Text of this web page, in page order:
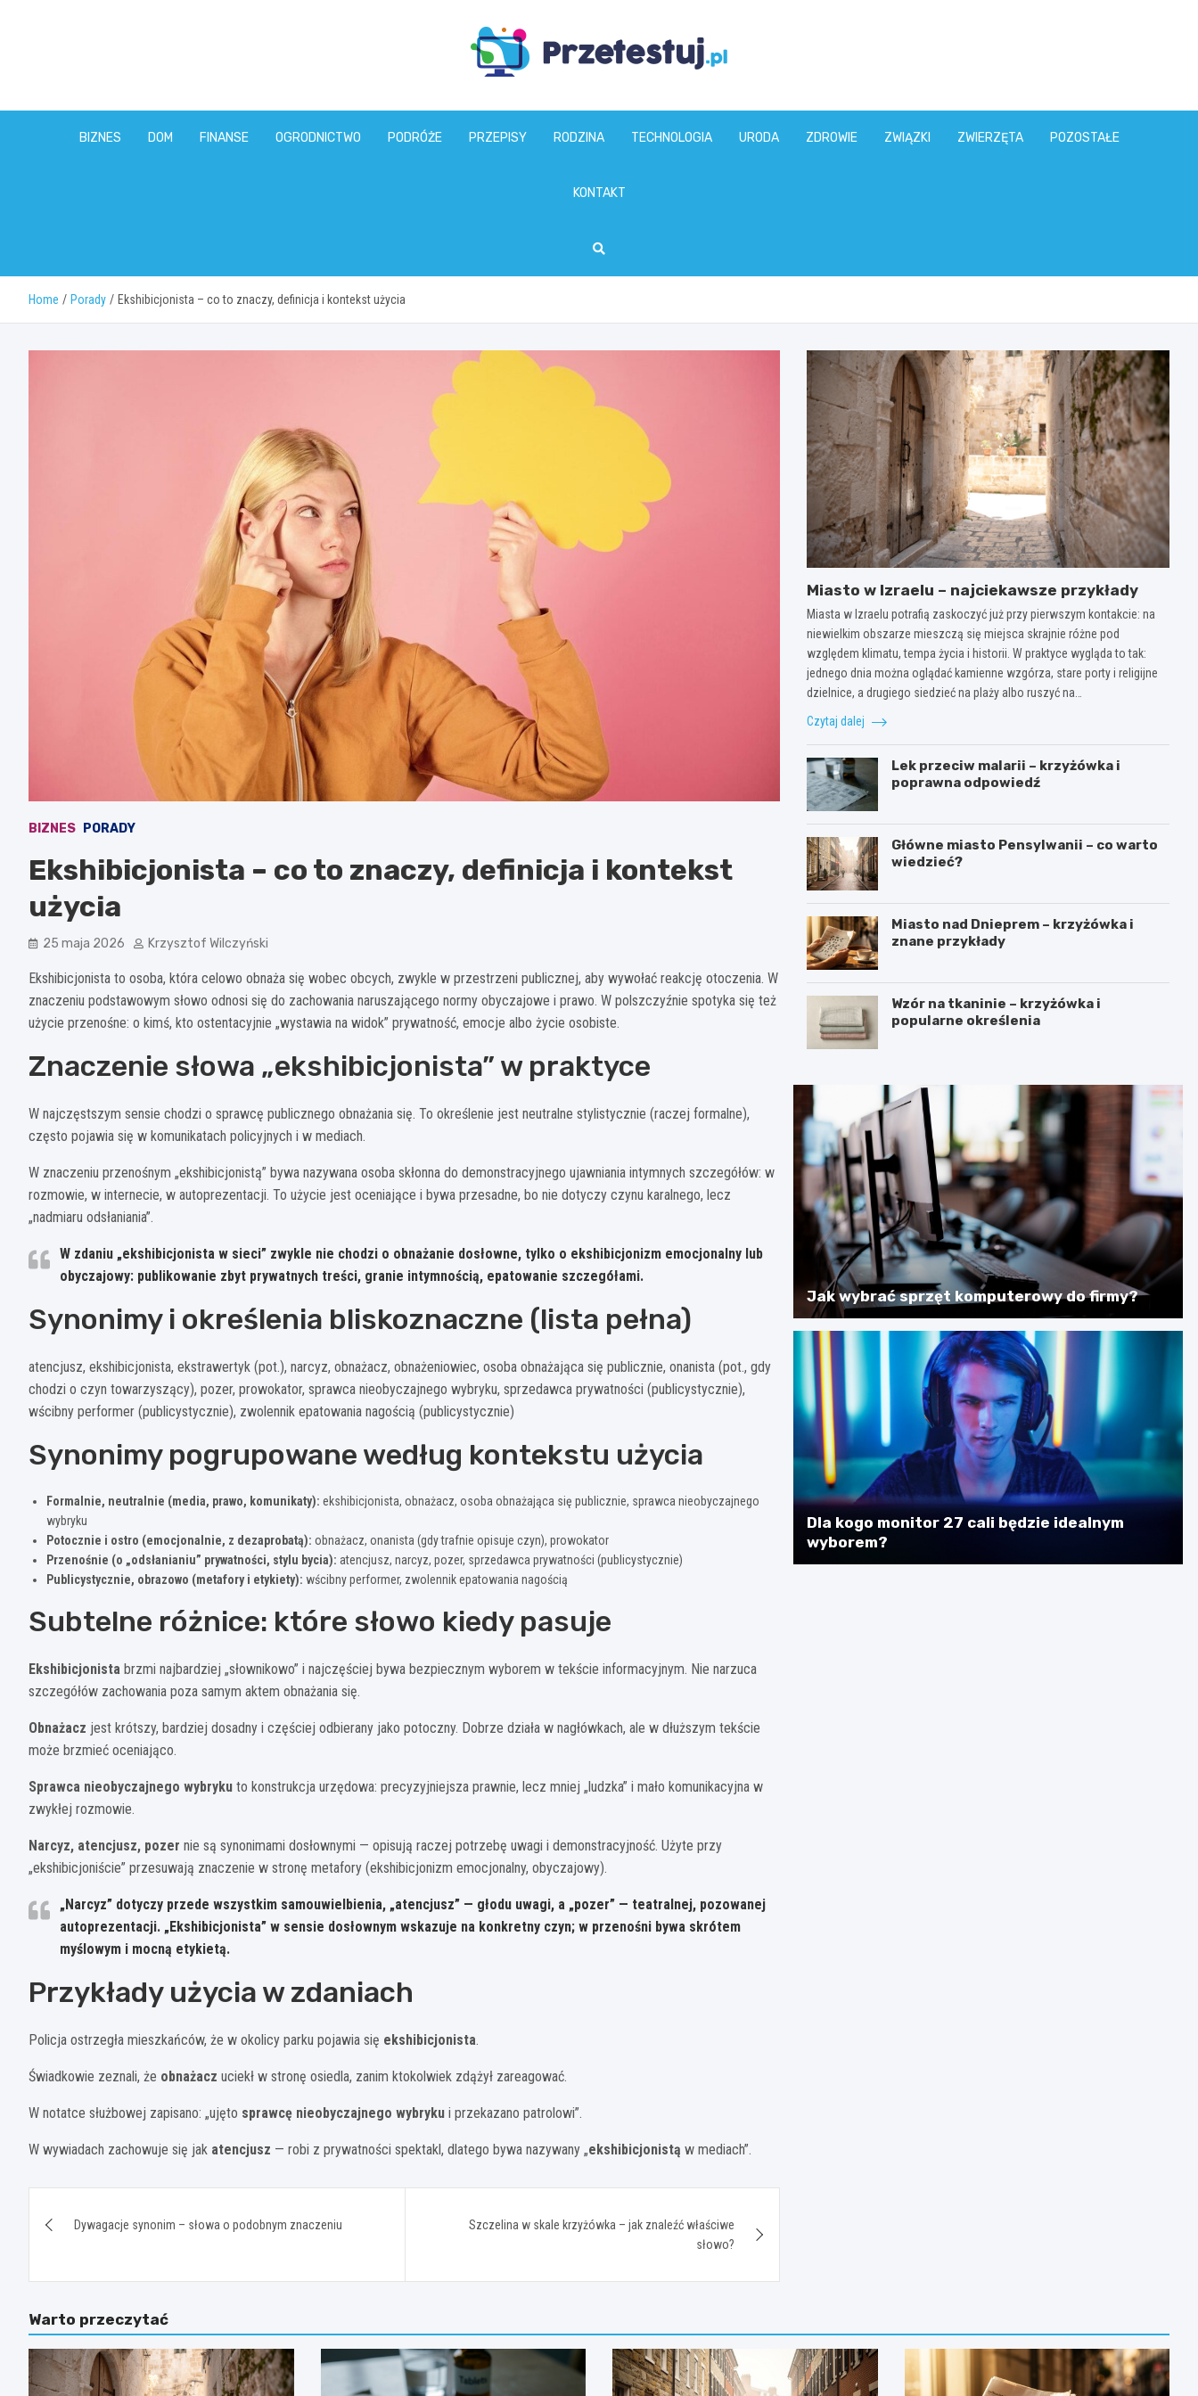
przetestuj.pl
BIZNES DOM FINANSE OGRODNICTWO PODRÓŻE PRZEPISY RODZINA TECHNOLOGIA URODA ZDROWIE ZWIĄZKI ZWIERZĘTA POZOSTAŁE
KONTAKT
Home Porady Ekshibicjonista – co to znaczy, definicja i kontekst użycia
BIZNES PORADY
Ekshibicjonista – co to znaczy, definicja i kontekst
użycia
25 maja 2026 Krzysztof Wilczyński
Ekshibicjonista to osoba, która celowo obnaża się wobec obcych, zwykle w przestrzeni publicznej, aby wywołać reakcję otoczenia. W
znaczeniu podstawowym słowo odnosi się do zachowania naruszającego normy obyczajowe i prawo. W polszczyźnie spotyka się też
użycie przenośne: o kimś, kto ostentacyjnie „wystawia na widok” prywatność, emocje albo życie osobiste.
Znaczenie słowa „ekshibicjonista” w praktyce
W najczęstszym sensie chodzi o sprawcę publicznego obnażania się. To określenie jest neutralne stylistycznie (raczej formalne),
często pojawia się w komunikatach policyjnych i w mediach.
W znaczeniu przenośnym „ekshibicjonistą” bywa nazywana osoba skłonna do demonstracyjnego ujawniania intymnych szczegółów: w
rozmowie, w internecie, w autoprezentacji. To użycie jest oceniające i bywa przesadne, bo nie dotyczy czynu karalnego, lecz
„nadmiaru odsłaniania”.
W zdaniu „ekshibicjonista w sieci” zwykle nie chodzi o obnażanie dosłowne, tylko o ekshibicjonizm emocjonalny lub
obyczajowy: publikowanie zbyt prywatnych treści, granie intymnością, epatowanie szczegółami.
Synonimy i określenia bliskoznaczne (lista pełna)
atencjusz, ekshibicjonista, ekstrawertyk (pot.), narcyz, obnażacz, obnażeniowiec, osoba obnażająca się publicznie, onanista (pot., gdy
chodzi o czyn towarzyszący), pozer, prowokator, sprawca nieobyczajnego wybryku, sprzedawca prywatności (publicystycznie),
wścibny performer (publicystycznie), zwolennik epatowania nagością (publicystycznie)
Synonimy pogrupowane według kontekstu użycia
Formalnie, neutralnie (media, prawo, komunikaty): ekshibicjonista, obnażacz, osoba obnażająca się publicznie, sprawca nieobyczajnego
wybryku
Potocznie i ostro (emocjonalnie, z dezaprobatą): obnażacz, onanista (gdy trafnie opisuje czyn), prowokator
Przenośnie (o „odsłanianiu” prywatności, stylu bycia): atencjusz, narcyz, pozer, sprzedawca prywatności (publicystycznie)
Publicystycznie, obrazowo (metafory i etykiety): wścibny performer, zwolennik epatowania nagością
Subtelne różnice: które słowo kiedy pasuje
Ekshibicjonista brzmi najbardziej „słownikowo” i najczęściej bywa bezpiecznym wyborem w tekście informacyjnym. Nie narzuca
szczegółów zachowania poza samym aktem obnażania się.
Obnażacz jest krótszy, bardziej dosadny i częściej odbierany jako potoczny. Dobrze działa w nagłówkach, ale w dłuższym tekście
może brzmieć oceniająco.
Sprawca nieobyczajnego wybryku to konstrukcja urzędowa: precyzyjniejsza prawnie, lecz mniej „ludzka” i mało komunikacyjna w
zwykłej rozmowie.
Narcyz, atencjusz, pozer nie są synonimami dosłownymi — opisują raczej potrzebę uwagi i demonstracyjność. Użyte przy
„ekshibicjoniście” przesuwają znaczenie w stronę metafory (ekshibicjonizm emocjonalny, obyczajowy).
„Narcyz” dotyczy przede wszystkim samouwielbienia, „atencjusz” — głodu uwagi, a „pozer” — teatralnej, pozowanej
autoprezentacji. „Ekshibicjonista” w sensie dosłownym wskazuje na konkretny czyn; w przenośni bywa skrótem
myślowym i mocną etykietą.
Przykłady użycia w zdaniach
Policja ostrzegła mieszkańców, że w okolicy parku pojawia się ekshibicjonista.
Świadkowie zeznali, że obnażacz uciekł w stronę osiedla, zanim ktokolwiek zdążył zareagować.
W notatce służbowej zapisano: „ujęto sprawcę nieobyczajnego wybryku i przekazano patrolowi”.
W wywiadach zachowuje się jak atencjusz — robi z prywatności spektakl, dlatego bywa nazywany „ekshibicjonistą w mediach”.
wpisuDywagacje synonim – słowa o podobnym znaczeniu
Szczelina w skale krzyżówka – jak znaleźć właściwe
słowo?
Miasto w Izraelu – najciekawsze przykłady
Miasta w Izraelu potrafią zaskoczyć już przy pierwszym kontakcie: na
niewielkim obszarze mieszczą się miejsca skrajnie różne pod
względem klimatu, tempa życia i historii. W praktyce wygląda to tak:
jednego dnia można oglądać kamienne wzgórza, stare porty i religijne
dzielnice, a drugiego siedzieć na plaży albo ruszyć na…
Czytaj dalej
Lek przeciw malarii – krzyżówka i
poprawna odpowiedź
Główne miasto Pensylwanii – co warto
wiedzieć?
Miasto nad Dnieprem – krzyżówka i
znane przykłady
Wzór na tkaninie – krzyżówka i
popularne określenia
Jak wybrać sprzęt komputerowy do firmy?
Dla kogo monitor 27 cali będzie idealnym
wyborem?
Warto przeczytać